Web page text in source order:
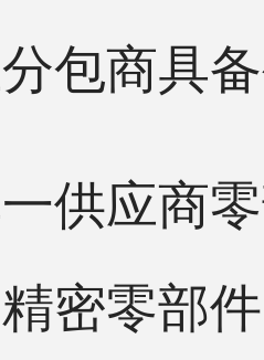
包商具
应商零
密零部